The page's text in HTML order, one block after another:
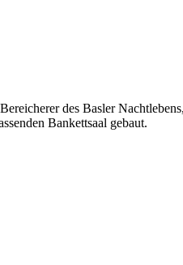
des Basler
Bankettsaal gebaut.